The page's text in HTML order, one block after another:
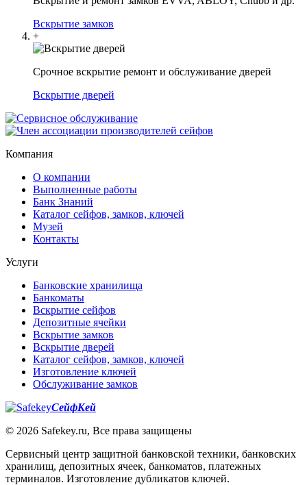
Вскрытие замков
+
Срочное вскрытие ремонт и обслуживание дверей
Вскрытие дверей
Компания
О компании
Выполненные работы
Банк Знаний
Каталог сейфов, замков, ключей
Музей
Контакты
Услуги
Банковские хранилища
Банкоматы
Вскрытие сейфов
Депозитные ячейки
Вскрытие замков
Вскрытие дверей
Каталог сейфов, замков, ключей
Изготовление ключей
Обслуживание замков
СейфКей
© 2026 Safekey.ru, Все права защищены
Сервисный центр защитной банковской техники, банковских
хранилищ, депозитных ячеек, банкоматов, платежных
терминалов. Изготовление дубликатов ключей.